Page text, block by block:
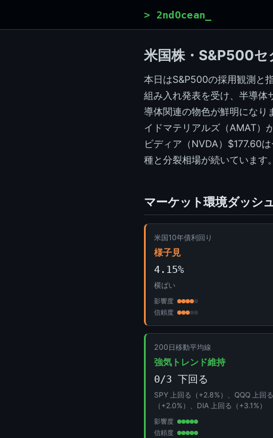
> 2ndOcean_
米国株・S&P500セ
本日はS&P500の採用観測と
組み入れ発表を受け、半導
導体関連の物色が鮮明にな
イドマテリアルズ（AMAT）
ビディア（NVDA）$177.60
種と分裂相場が続いています。
マーケット環境ダッシ
米国10年債利回り
様子見
4.15%
横ばい
影響度
信頼度
200日移動平均線
強気トレンド維持
0/3 下回る
SPY 上回る（+2.8%）、QQQ 上回る
（+2.0%）、DIA 上回る（+3.1%）
影響度
信頼度